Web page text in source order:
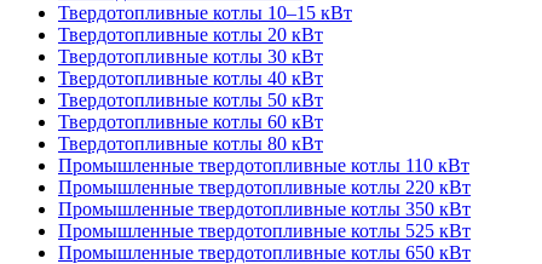
Твердотопливные котлы 10–15 кВт
Твердотопливные котлы 20 кВт
Твердотопливные котлы 30 кВт
Твердотопливные котлы 40 кВт
Твердотопливные котлы 50 кВт
Твердотопливные котлы 60 кВт
Твердотопливные котлы 80 кВт
Промышленные твердотопливные котлы 110 кВт
Промышленные твердотопливные котлы 220 кВт
Промышленные твердотопливные котлы 350 кВт
Промышленные твердотопливные котлы 525 кВт
Промышленные твердотопливные котлы 650 кВт